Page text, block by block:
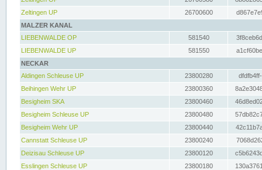
Zeltingen UP
26700600
MALZER KANAL
LIEBENWALDE OP
581540
LIEBENWALDE UP
581550
NECKAR
Aldingen Schleuse UP
23800280
Beihingen Wehr UP
23800360
Besigheim SKA
23800460
Besigheim Schleuse UP
23800480
Besigheim Wehr UP
23800440
Cannstatt Schleuse UP
23800240
Deizisau Schleuse UP
23800120
Esslingen Schleuse UP
23800180